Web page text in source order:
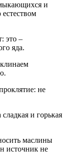
и
это –
яда.
не
и горькая
маслины
источник не